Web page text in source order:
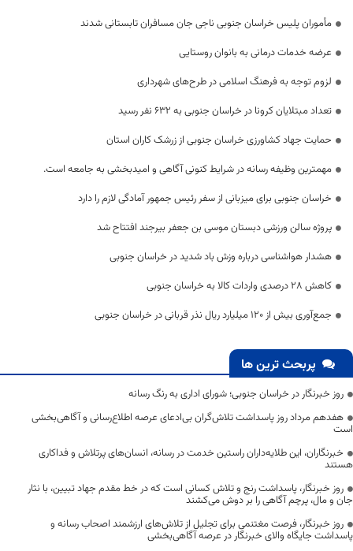
️مأموران پلیس خراسان جنوبی ناجی جان مسافران تابستانی شدند
عرضه خدمات درمانی به بانوان روستایی
لزوم توجه به فرهنگ اسلامی در طرح‌های شهرداری
تعداد مبتلایان کرونا در خراسان جنوبی به 632 نفر رسید
حمایت جهاد کشاورزی خراسان جنوبی از زرشک کاران استان
مهمترین وظیفه رسانه در شرایط کنونی آگاهی و امیدبخشی به جامعه است.
خراسان جنوبی برای میزبانی از سفر رئیس جمهور آمادگی لازم را دارد
پروژه سالن ورزشی دبستان موسی بن جعفر بیرجند افتتاح شد
هشدار هواشناسی درباره وزش باد شدید در خراسان جنوبی
کاهش ۲۸ درصدی واردات کالا به خراسان جنوبی
جمع‌آوری بیش از ۱۲۰ میلیارد ریال نذر قربانی در خراسان جنوبی
پربحث ترین ها
روز خبرنگار در خراسان جنوبی؛ شورای اداری به رنگ رسانه
هفدهم مرداد روز پاسداشت تلاش‌گران بی‌ادعای عرصه اطلاع‌رسانی و آگاهی‌بخشی
است
خبرنگاران، این طلایه‌داران راستین خدمت در رسانه، انسان‌های پرتلاش و فداکاری
هستند
روز خبرنگار، پاسداشت رنج و تلاش کسانی است که در خط مقدم جهاد تبیین، با نثار
جان و مال، پرچم آگاهی را بر دوش می‌کشند
روز خبرنگار، فرصت مغتنمی برای تجلیل از تلاش‌های ارزشمند اصحاب رسانه و
پاسداشت جایگاه والای خبرنگار در عرصه آگاهی‌بخشی